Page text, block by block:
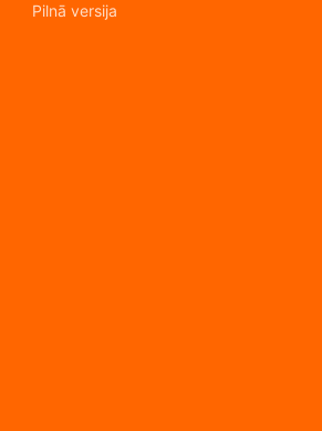
Pilnā versija